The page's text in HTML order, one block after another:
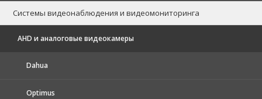
Системы видеонаблюдения и видеомониторинга
AHD и аналоговые видеокамеры
Dahua
Optimus